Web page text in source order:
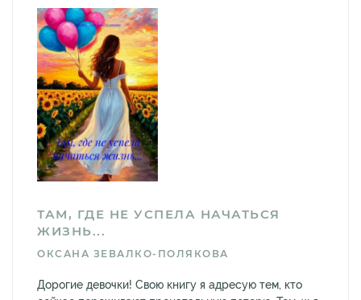
ТАМ, ГДЕ НЕ УСПЕЛА НАЧАТЬСЯ
ЖИЗНЬ...
ОКСАНА ЗЕВАЛКО-ПОЛЯКОВА
Дорогие девочки! Свою книгу я адресую тем, кто